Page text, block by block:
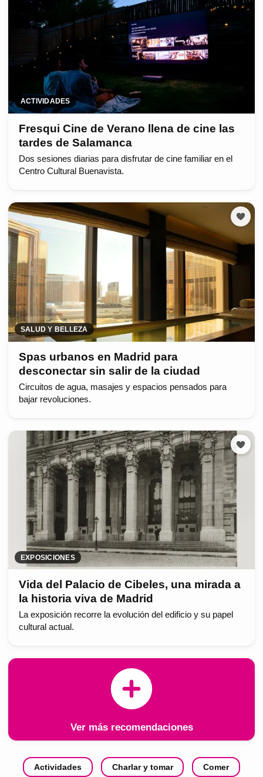
ACTIVIDADES
Fresqui Cine de Verano llena de cine las
tardes de Salamanca
Dos sesiones diarias para disfrutar de cine familiar en el
Centro Cultural Buenavista.
SALUD Y BELLEZA
Spas urbanos en Madrid para
desconectar sin salir de la ciudad
Circuitos de agua, masajes y espacios pensados para
bajar revoluciones.
EXPOSICIONES
Vida del Palacio de Cibeles, una mirada a
la historia viva de Madrid
La exposición recorre la evolución del edificio y su papel
cultural actual.
Ver más recomendaciones
Actividades Charlar y tomar Comer